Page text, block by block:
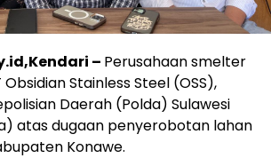
– Perusahaan smelter
Obsidian Stainless Steel (OSS),
Daerah (Polda) Sulawesi
atas dugaan penyerobotan lahan
Konawe.